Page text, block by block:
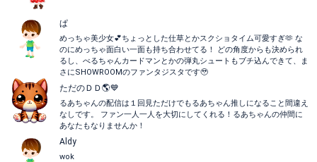
ぱ
めっちゃ美少女💕ちょっとした仕草とかスクショタイム可愛すぎ🫶 な
のにめっちゃ面白い一面も持ち合わせてる！ どの角度からも決められ
るし、べるちゃんカードマンとかの弾丸シュートもブチ込んできて、ま
さにSHOWROOMのファンタジスタです🥹
ただのＤＤ🌎💙
るあちゃんの配信は１回見ただけでもるあちゃん推しになること間違え
なしです。 ファン一人一人を大切にしてくれる！るあちゃんの仲間に
あなたもなりませんか！
Aldy
wok